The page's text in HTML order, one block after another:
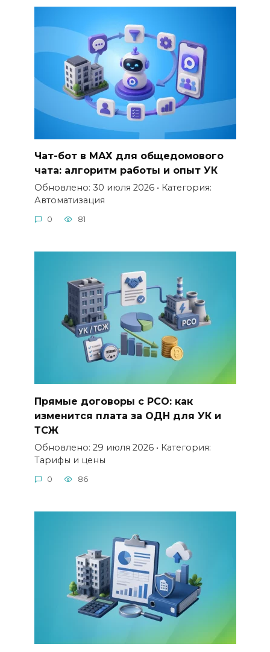
Чат-бот в МАХ для общедомового
чата: алгоритм работы и опыт УК
Обновлено: 30 июля 2026 • Категория:
Автоматизация
0 81
Прямые договоры с РСО: как
изменится плата за ОДН для УК и
ТСЖ
Обновлено: 29 июля 2026 • Категория:
Тарифы и цены
0 86